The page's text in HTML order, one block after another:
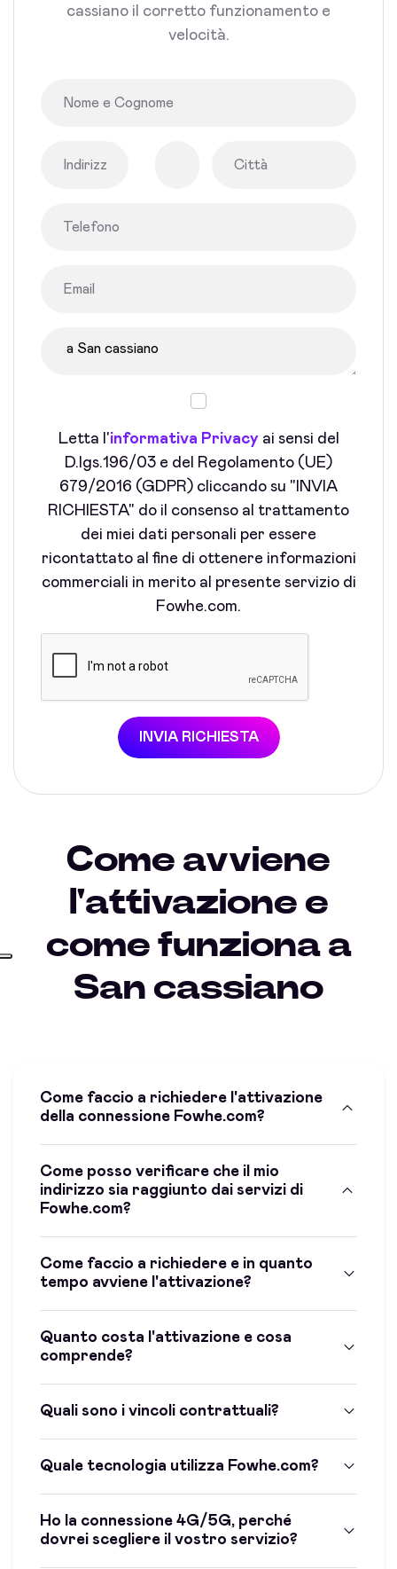
cassiano il corretto funzionamento e
velocità.
Letta l'informativa Privacyai sensi del
D.lgs.196/03 e del Regolamento (UE)
679/2016 (GDPR) cliccando su "INVIA
RICHIESTA" do il consenso al trattamento
dei miei dati personali per essere
ricontattato al fine di ottenere informazioni
commerciali in merito al presente servizio di
Fowhe.com.
INVIA RICHIESTA
Come avviene
l'attivazione e
come funziona a
San cassiano
Come faccio a richiedere l'attivazione
della connessione Fowhe.com?
Come posso verificare che il mio
indirizzo sia raggiunto dai servizi di
Fowhe.com?
Come faccio a richiedere e in quanto
tempo avviene l'attivazione?
Quanto costa l'attivazione e cosa
comprende?
Quali sono i vincoli contrattuali?
Quale tecnologia utilizza Fowhe.com?
Ho la connessione 4G/5G, perché
dovrei scegliere il vostro servizio?